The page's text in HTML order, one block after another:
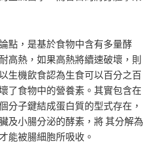
點，是基於食物中含有多量酵
高熱，如果高熱將續速破壞，則
生機飲食認為生食可以百分之百
了食物中的營養素。其實包含在
分子鍵結成蛋白質的型式存在，
及小腸分泌的酵素，將 其分解為
能被腸細胞所吸收。